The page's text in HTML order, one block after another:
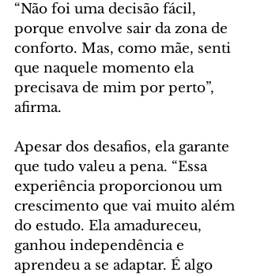
“Não foi uma decisão fácil,
porque envolve sair da zona de
conforto. Mas, como mãe, senti
que naquele momento ela
precisava de mim por perto”,
afirma.
Apesar dos desafios, ela garante
que tudo valeu a pena. “Essa
experiência proporcionou um
crescimento que vai muito além
do estudo. Ela amadureceu,
ganhou independência e
aprendeu a se adaptar. É algo